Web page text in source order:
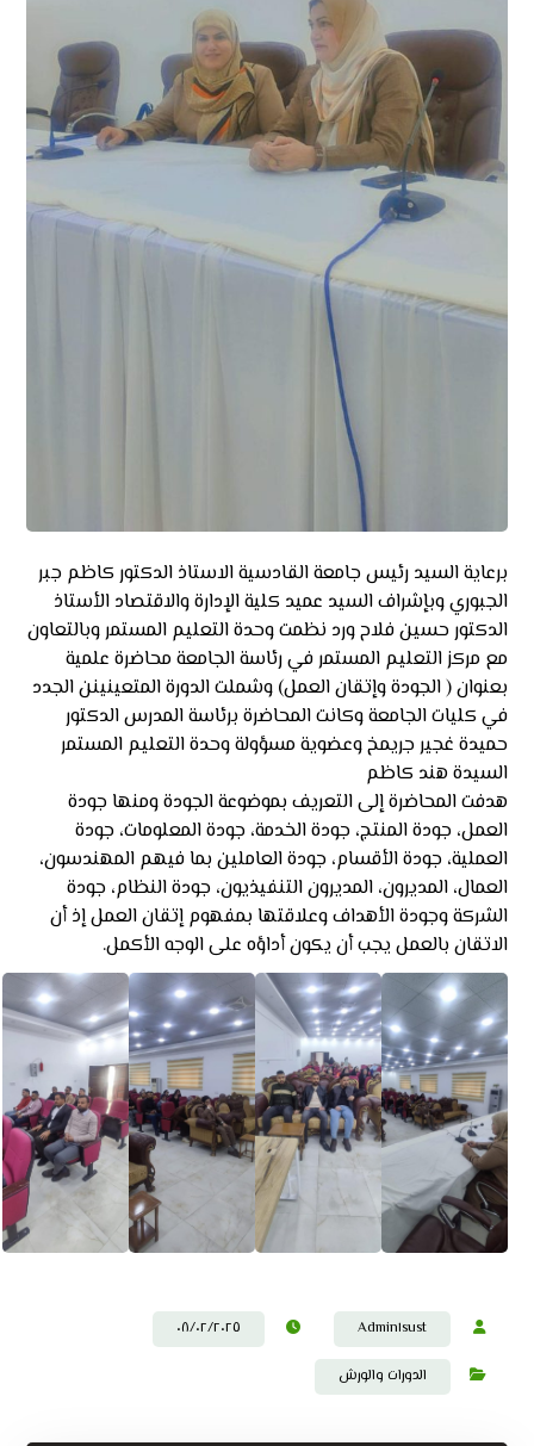
برعاية السيد رئيس جامعة القادسية الاستاذ الدكتور كاظم جبر
الجبوري وبإشراف السيد عميد كلية الإدارة والاقتصاد الأستاذ
الدكتور حسين فلاح ورد نظمت وحدة التعليم المستمر وبالتعاون
مع مركز التعليم المستمر في رئاسة الجامعة محاضرة علمية
بعنوان ( الجودة وإتقان العمل) وشملت الدورة المتعينينن الجدد
في كليات الجامعة وكانت المحاضرة برئاسة المدرس الدكتور
حميدة غجير جريمخ وعضوية مسؤولة وحدة التعليم المستمر
السيدة هند كاظم
هدفت المحاضرة إلى التعريف بموضوعة الجودة ومنها جودة
العمل، جودة المنتج، جودة الخدمة، جودة المعلومات، جودة
العملية، جودة الأقسام، جودة العاملين بما فيهم المهندسون،
العمال، المديرون، المديرون التنفيذيون، جودة النظام، جودة
الشركة وجودة الأهداف وعلاقتها بمفهوم إتقان العمل إذ أن
الاتقان بالعمل يجب أن يكون أداؤه على الوجه الأكمل.
Admin١sust ٠٨/٠٢/٢٠٢٥
الدورات والورش